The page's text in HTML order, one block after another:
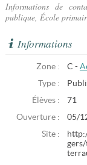
Informations de
publique, École
Informations
Zone : C -
Type :
Élèves :
71
Ouverture :
05/
Site :